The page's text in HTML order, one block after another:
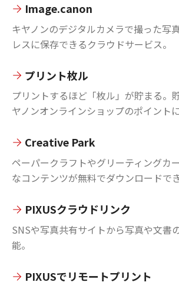
Image.canon
キヤノンのデジタルカメラで撮った写
レスに保存できるクラウドサービス。
プリント枚ル
プリントするほど「枚ル」が貯まる。
ヤノンオンラインショップのポイントに
Creative Park
ペーパークラフトやグリーティングカ
なコンテンツが無料でダウンロードでき
PIXUSクラウドリンク
SNSや写真共有サイトから写真や文書
能。
PIXUSでリモートプリント